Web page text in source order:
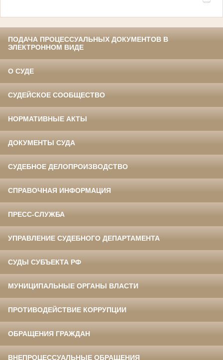
ПОДАЧА ПРОЦЕССУАЛЬНЫХ ДОКУМЕНТОВ В
ЭЛЕКТРОННОМ ВИДЕ
О СУДЕ
СУДЕЙСКОЕ СООБЩЕСТВО
НОРМАТИВНЫЕ АКТЫ
ДОКУМЕНТЫ СУДА
СУДЕБНОЕ ДЕЛОПРОИЗВОДСТВО
СПРАВОЧНАЯ ИНФОРМАЦИЯ
ПРЕСС-СЛУЖБА
УПРАВЛЕНИЕ СУДЕБНОГО ДЕПАРТАМЕНТА
СУДЫ СУБЪЕКТА РФ
МУНИЦИПАЛЬНЫЕ ОРГАНЫ ВЛАСТИ
ПРОТИВОДЕЙСТВИЕ КОРРУПЦИИ
ОБРАЩЕНИЯ ГРАЖДАН
ВНЕПРОЦЕССУАЛЬНЫЕ ОБРАЩЕНИЯ